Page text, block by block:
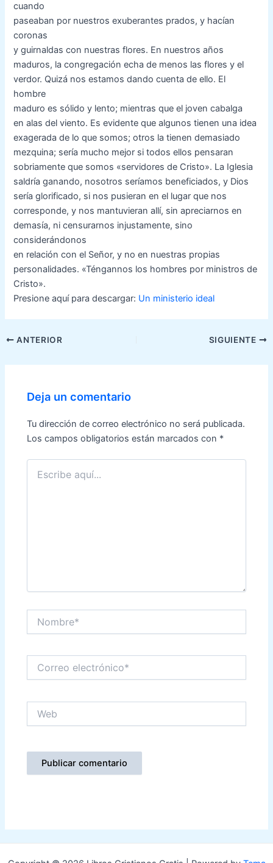
cuando
paseaban por nuestros exuberantes prados, y hacían
coronas
y guirnaldas con nuestras flores. En nuestros años
maduros, la congregación echa de menos las flores y el
verdor. Quizá nos estamos dando cuenta de ello. El
hombre
maduro es sólido y lento; mientras que el joven cabalga
en alas del viento. Es evidente que algunos tienen una idea
exagerada de lo que somos; otros la tienen demasiado
mezquina; sería mucho mejor si todos ellos pensaran
sobriamente que somos «servidores de Cristo». La Iglesia
saldría ganando, nosotros seríamos beneficiados, y Dios
sería glorificado, si nos pusieran en el lugar que nos
corresponde, y nos mantuvieran allí, sin apreciarnos en
demasía, ni censurarnos injustamente, sino
considerándonos
en relación con el Señor, y no en nuestras propias
personalidades. «Téngannos los hombres por ministros de
Cristo».
Presione aquí para descargar: Un ministerio ideal
Navegación
entradas
ANTERIOR SIGUIENTE
Deja un comentario
Tu dirección de correo electrónico no será publicada.
Los campos obligatorios están marcados con *
Escribe
aquí...
electrónico*